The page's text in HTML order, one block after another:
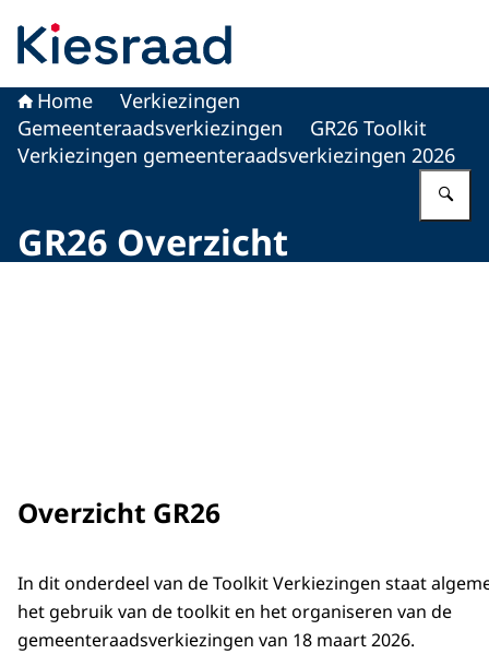
Home
Verkiezingen
Gemeenteraadsverkiezingen
GR26 Toolkit
Verkiezingen gemeenteraadsverkiezingen 2026
GR26 Overzicht
Overzicht GR26
In dit onderdeel van de Toolkit Verkiezingen staat
het gebruik van de toolkit en het organiseren van de
gemeenteraadsverkiezingen van 18 maart 2026.